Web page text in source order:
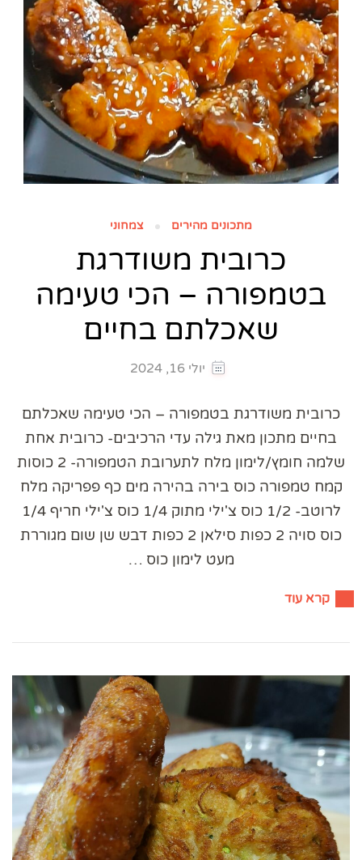
מתכונים מהירים צמחוני
כרובית משודרגת
בטמפורה – הכי טעימה
שאכלתם בחיים
יולי 16, 2024
כרובית משודרגת בטמפורה – הכי טעימה שאכלתם
בחיים מתכון מאת גילה עדי הרכיבים- כרובית אחת
שלמה חומץ/לימון מלח לתערובת הטמפורה- 2 כוסות
קמח טמפורה כוס בירה בהירה מים כף פפריקה מלח
לרוטב- 1/2 כוס צ'ילי מתוק 1/4 כוס צ'ילי חריף 1/4
כוס סויה 2 כפות סילאן 2 כפות דבש שן שום מגוררת
מעט לימון כוס …
קרא עוד